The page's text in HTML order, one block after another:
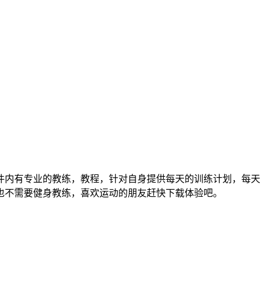
有专业的教练，教程，针对自身提供每天的训练计划，每天
需要健身教练，喜欢运动的朋友赶快下载体验吧。